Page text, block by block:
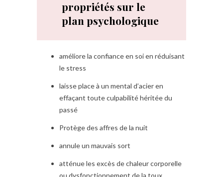
propriétés sur le
plan psychologique
améliore la confiance en soi en réduisant
le stress
laisse place à un mental d’acier en
effaçant toute culpabilité héritée du
passé
Protège des affres de la nuit
annule un mauvais sort
atténue les excès de chaleur corporelle
ou dysfonctionnement de la toux